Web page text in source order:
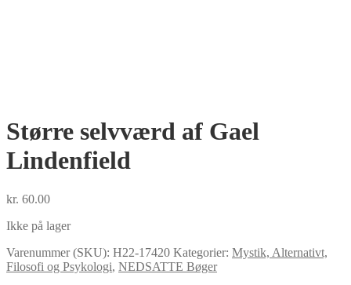
Større selvværd af Gael
Lindenfield
kr. 60.00
Ikke på lager
Varenummer (SKU): H22-17420 Kategorier: Mystik, Alternativt,
Filosofi og Psykologi, NEDSATTE Bøger